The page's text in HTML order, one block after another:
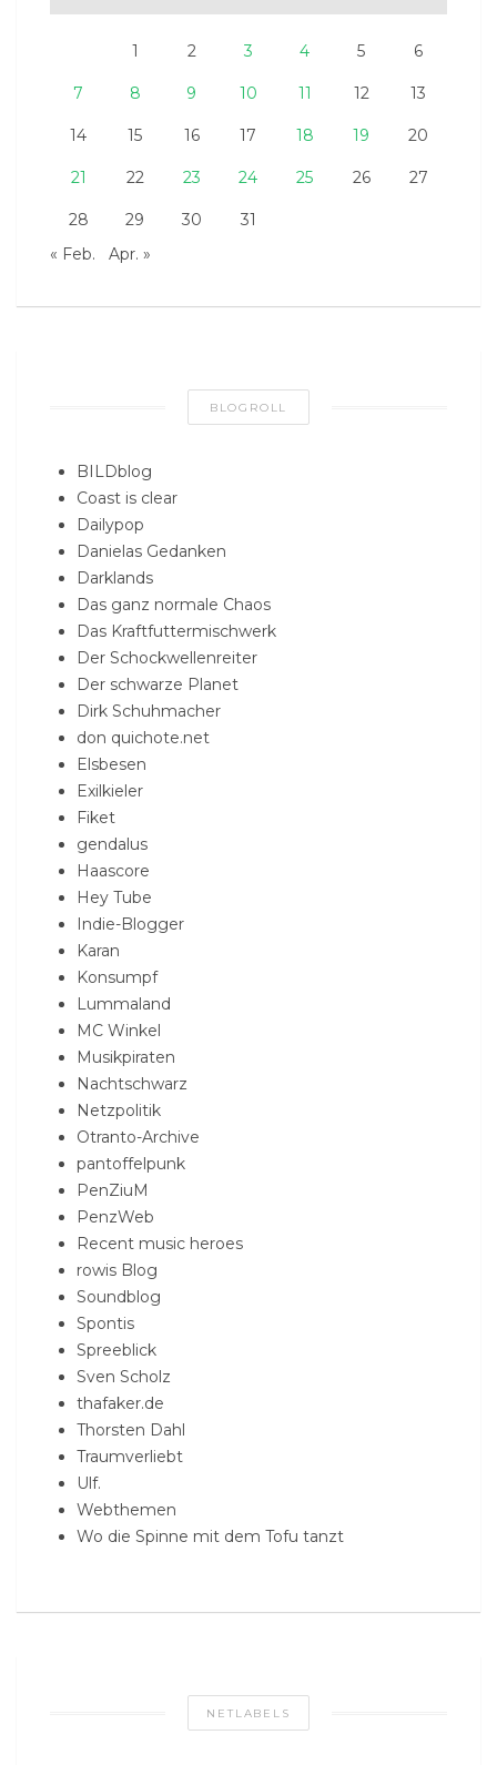
1 2 3 4 5 6
7 8 9 10 11 12 13
14 15 16 17 18 19 20
21 22 23 24 25 26 27
28 29 30
31
« Feb.
Apr. »
BLOGROLL
BILDblog
Coast is clear
Dailypop
Danielas Gedanken
Darklands
Das ganz normale Chaos
Das Kraftfuttermischwerk
Der Schockwellenreiter
Der schwarze Planet
Dirk Schuhmacher
don quichote.net
Elsbesen
Exilkieler
Fiket
gendalus
Haascore
Hey Tube
Indie-Blogger
Karan
Konsumpf
Lummaland
MC Winkel
Musikpiraten
Nachtschwarz
Netzpolitik
Otranto-Archive
pantoffelpunk
PenZiuM
PenzWeb
Recent music heroes
rowis Blog
Soundblog
Spontis
Spreeblick
Sven Scholz
thafaker.de
Thorsten Dahl
Traumverliebt
Ulf.
Webthemen
Wo die Spinne mit dem Tofu tanzt
NETLABELS